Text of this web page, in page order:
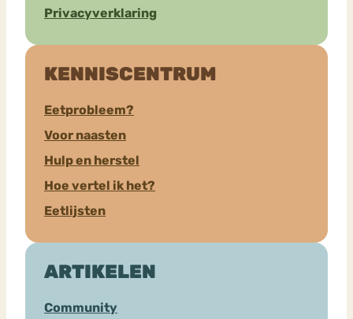
Privacyverklaring
KENNISCENTRUM
Eetprobleem?
Voor naasten
Hulp en herstel
Hoe vertel ik het?
Eetlijsten
ARTIKELEN
Community